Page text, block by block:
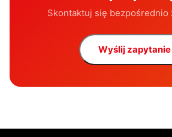
Skontaktuj się bezpośrednio
Wyślij zapytanie